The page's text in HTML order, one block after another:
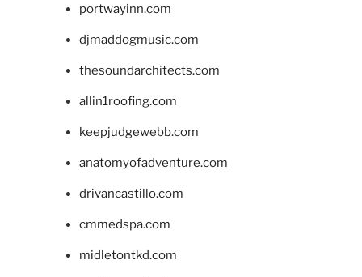
portwayinn.com
djmaddogmusic.com
thesoundarchitects.com
allin1roofing.com
keepjudgewebb.com
anatomyofadventure.com
drivancastillo.com
cmmedspa.com
midletontkd.com